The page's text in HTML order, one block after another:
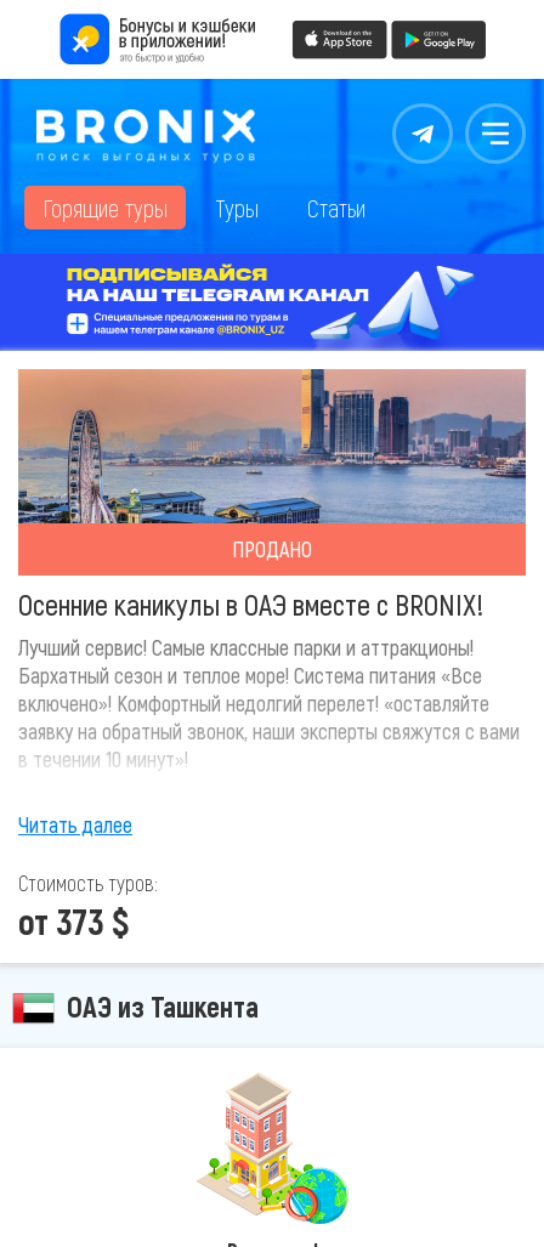
Контакты Меню
Горящие туры Туры Статьи
ПРОДАНО
Осенние каникулы в ОАЭ вместе с BRONIX!
Лучший сервис! Самые классные парки и аттракционы!
Бархатный сезон и теплое море! Система питания «Все
включено»! Комфортный недолгий перелет! «оставляйте
заявку на обратный звонок, наши эксперты свяжутся с вами
в течении 10 минут»!
Читать далее
Стоимость туров:
от 373 $
ОАЭ из Ташкента